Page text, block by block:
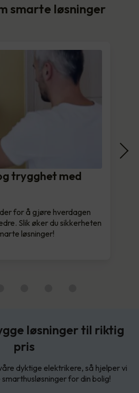
smarte løsninger
trygghet med
for å gjøre hverdagen
Slik øker du sikkerheten
løsninger!
løsninger til riktig
pris
dyktige elektrikere, så hjelper vi
for din bolig!